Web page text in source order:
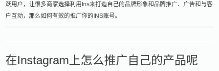
跃用户，让很多商家选择利用Ins来打造自己的品牌形象和品牌推广、广告和与客
户互动，那么如何有效的推广你的INS账号。
在Instagram上怎么推广自己的产品呢